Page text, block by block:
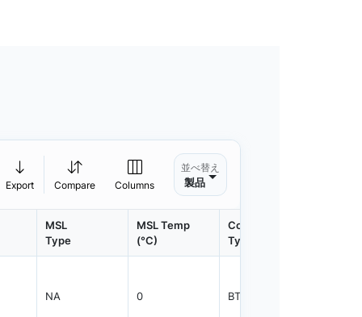
Export Compare Columns
並べ替え
製品
MSL
Type
MSL Temp
(°C)
Container
Type
NA 0 BTRAY